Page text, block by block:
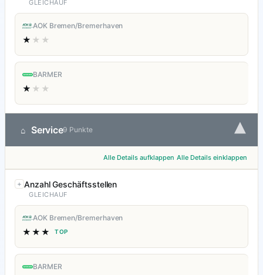
GLEICHAUF
AOK Bremen/Bremerhaven
★ ★★
BARMER
★ ★★
⌂ Service9 Punkte ▾
Alle Details aufklappen Alle Details einklappen
Anzahl Geschäftsstellen
GLEICHAUF
AOK Bremen/Bremerhaven
★★★ TOP
BARMER